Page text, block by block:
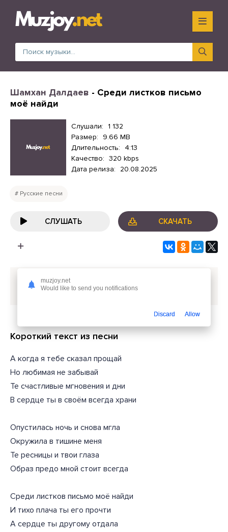
Шамхан Далдаев - Среди листков письмо
моё найди
Слушали: 1 132
Размер:
9.66 MB
Длительность:
4:13
Качество: 320 kbps
Дата релиза:
20.08.2025
Русские песни
СЛУШАТЬ СКАЧАТЬ
Скачать песню
письмо моё найдиили слушать бесплатно
Короткий текст из песни
А когда я тебе сказал прощай
Но любимая не забывай
Те счастливые мгновения и дни
В сердце ты в своём всегда храни
Опустилась ночь и снова мгла
Окружила в тишине меня
Те ресницы и твои глаза
Образ предо мной стоит всегда
Среди листков письмо моё найди
И тихо плача ты его прочти
А сердце ты другому отдала
muzjoy.net
Would like to send you notifications
Discard Allow